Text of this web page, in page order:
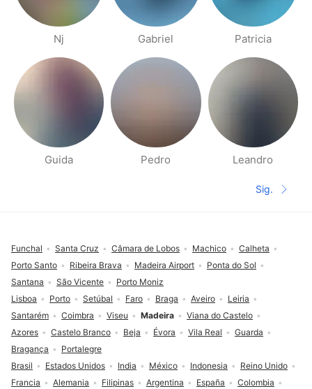
Nj Gabriel Patricia
Guida Pedro Leandro
Sig.
Brasil Estados Unidos India México Indonesia
Reino Unido
Francia
Alemania Filipinas Argentina España
Colombia
Lisboa Porto Setúbal Faro Braga Aveiro
Leiria
Santarém
Coimbra Viseu Madeira
Viana do Castelo
Azores
Castelo Branco Beja Évora Vila Real
Guarda
Bragança
Portalegre
Funchal Santa Cruz Câmara de Lobos Machico
Calheta
Porto Santo
Ribeira Brava Madeira Airport
Ponta do Sol
Santana
São Vicente Porto Moniz